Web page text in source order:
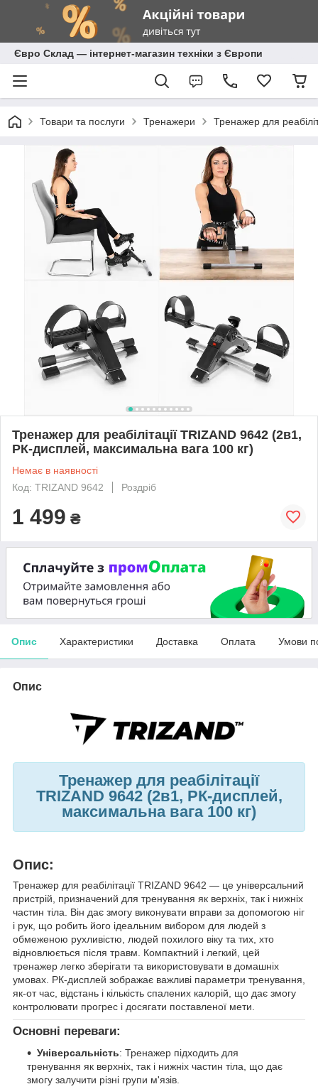
Євро Склад — інтернет-магазин техніки з Європи
Товари та послуги Тренажери Тренажер для
Тренажер для реабілітації TRIZAND 9642 (2в1,
РК-дисплей, максимальна вага 100 кг)
Немає в наявності
Код: TRIZAND 9642
Роздріб
1 499 ₴
Опис Характеристики Доставка Оплата Умови
Опис
Тренажер для реабілітації
TRIZAND 9642 (2в1, РК-дисплей,
максимальна вага 100 кг)
Опис:
Тренажер для реабілітації TRIZAND 9642 — це універсальний
пристрій, призначений для тренування як верхніх, так і нижніх
частин тіла. Він дає змогу виконувати вправи за допомогою ніг
і рук, що робить його ідеальним вибором для людей з
обмеженою рухливістю, людей похилого віку та тих, хто
відновлюється після травм. Компактний і легкий, цей
тренажер легко зберігати та використовувати в домашніх
умовах. РК-дисплей зображає важливі параметри тренування,
як-от час, відстань і кількість спалених калорій, що дає змогу
контролювати прогрес і досягати поставленої мети.
Основні переваги:
Універсальність: Тренажер підходить для
тренування як верхніх, так і нижніх частин тіла, що дає
змогу залучити різні групи м'язів.